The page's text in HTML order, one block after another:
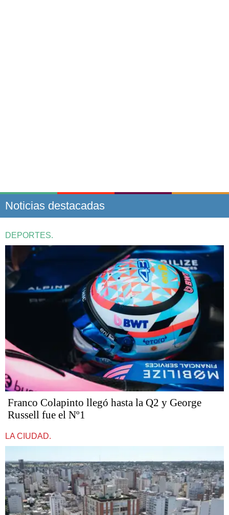
Noticias destacadas
DEPORTES.
Franco Colapinto llegó hasta la Q2 y George
Russell fue el Nº1
LA CIUDAD.